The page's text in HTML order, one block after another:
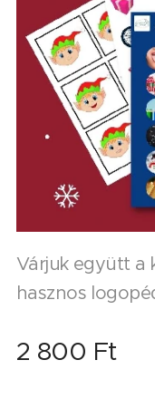
Várjuk együtt a
hasznos
2 800 Ft